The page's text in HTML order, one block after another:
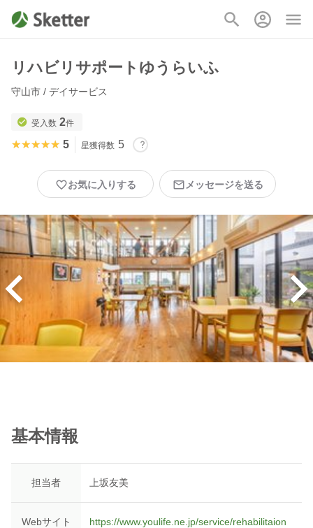
リハビリサポートゆうらいふ
守山市 / デイサービス
受入数 2件
★★★★★
★★★★★ 5 星獲得数 5
お気に入りする メッセージを送る
基本情報
担当者 上坂友美
Webサイト https://www.youlife.ne.jp/service/rehabilitaion